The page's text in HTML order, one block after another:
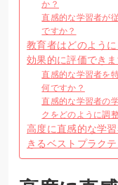
か？
直感的な学習者が
ですか？
教育者はどのよう
効果的に評価できま
直感的な学習者を
何ですか？
直感的な学習者の
クをどのように調
高度に直感的な学
きるベストプラク